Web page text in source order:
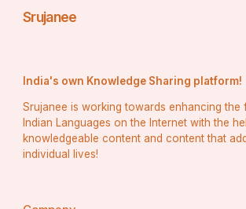
Srujanee
India's own Knowledge Sharing platform!
Srujanee is working towards enhancing
Indian Languages on the Internet with the
knowledgeable content and content that
individual lives!